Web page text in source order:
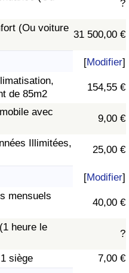
?
(Ou voiture
31 500,00 €
[Modifier]
de 85m2
154,55 €
avec
9,00 €
Illimitées,
25,00 €
[Modifier]
mensuels
40,00 €
heure le
?
siège 7,00 €